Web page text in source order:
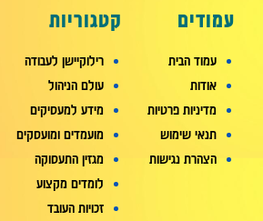
עמודים
עמוד הבית
אודות
מדיניות פרטיות
תנאי שימוש
הצהרת נגישות
קטגוריות
רילוקיישן לעבודה
עולם הניהול
מידע למעסיקים
מועמדים ומועסקים
מגזין התעסוקה
לומדים מקצוע
זכויות העובד